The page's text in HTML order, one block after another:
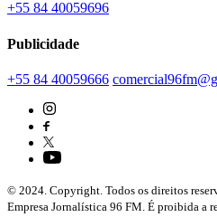
+55 84 40059696
Publicidade
+55 84 40059666
© 2024. Copyright. Todos os direitos
Empresa Jornalística 96 FM. É proibida a